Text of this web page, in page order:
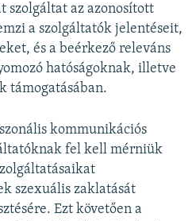
szolgáltat az azonosított
a szolgáltatók jelentéseit,
és a beérkező releváns
hatóságoknak, illetve
támogatásában.
kommunikációs
fel kell mérniük
szexuális zaklatását
Ezt követően a